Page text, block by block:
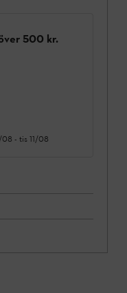
500 kr.
08 - tis 11/08